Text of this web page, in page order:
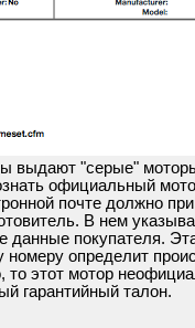
выдают "серые"
официальный
почте должно
В нем
данные покупателя.
определит
то этот мотор
гарантийный талон.